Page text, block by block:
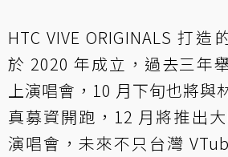
HTC VIVE ORIGINALS 打造
於 2020 年成立，過去三年
上演唱會，10 月下旬也將與
真募資開跑，12 月將推出
演唱會，未來不只台灣